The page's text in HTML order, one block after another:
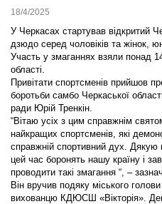
18/4/2025
У Черкасах стартував відкритий
дзюдо серед чоловіків та жінок,
Участь у змаганнях взяли понад
області.
Привітати спортсменів прийшов
боротьби самбо Черкаської
ради Юрій Тренкін.
“Вітаю усіх з цим справжнім
найкращих спортсменів, які
справжній спортивний дух.
цей час боронять нашу країну і
проводити такі змагання “, –
Він вручив подяку міського
вихованцю КДЮСШ «Вікторія».